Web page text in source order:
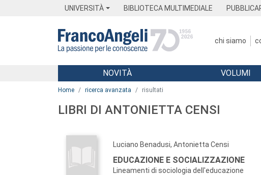
UNIVERSITÀ BIBLIOTECA MULTIMEDIALE
chi siamo
Menu
NOVITÀ VOLUMI
Home ricerca avanzata risultati
LIBRI DI ANTONIETTA CENSI
Luciano Benadusi, Antonietta Censi
EDUCAZIONE E SOCIALIZZAZIONE
Lineamenti di sociologia dell'educazione